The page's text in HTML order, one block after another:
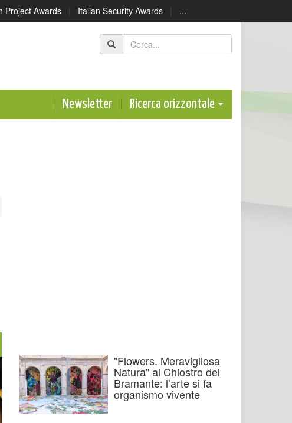
Project Awards | Italian Security Awards | ...
Newsletter Ricerca orizzontale
"Flowers. Meravigliosa
Natura" al Chiostro del
Bramante: l’arte si fa
organismo vivente